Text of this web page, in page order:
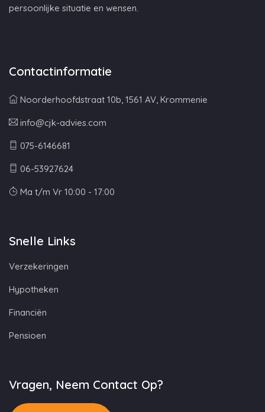
persoonlijke situatie en wensen.
Contactinformatie
Noorderhoofdstraat 10b, 1561 AV, Krommenie
info@cjk-advies.com
075-6146681
06-53927624
Ma t/m Vr 10:00 - 17:00
Snelle Links
Verzekeringen
Hypotheken
Financiën
Pensioen
Vragen, Neem Contact Op?